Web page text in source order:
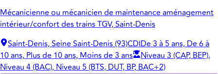
Mécanicienne ou mécanicien de maintenance aménagement
intérieur/confort des trains TGV, Saint-Denis
Saint-Denis, Seine Saint-Denis (93)CDIDe 3 à 5 ans, De 6 à
10 ans, Plus de 10 ans, Moins de 3 ans
Niveau 3 (CAP, BEP),
Niveau 4 (BAC), Niveau 5 (BTS, DUT, BP, BAC+2)